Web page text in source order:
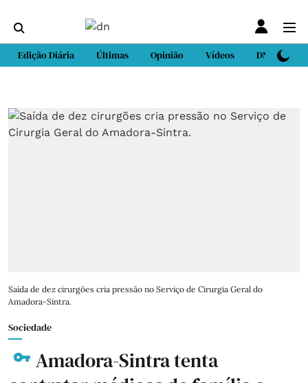
Edição Diária Últimas Opinião Vídeos DN Sport
Saída de dez cirurgões cria pressão no Serviço de Cirurgia Geral do
Amadora-Sintra.
Sociedade
Amadora-Sintra tenta